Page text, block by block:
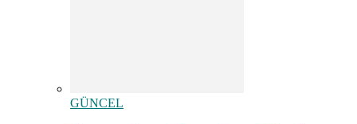
GÜNCEL